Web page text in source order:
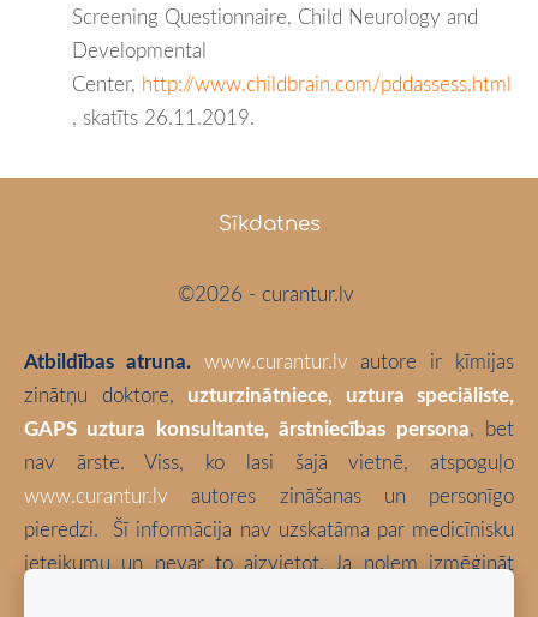
Screening Questionnaire, Child Neurology and
Developmental
Center, http://www.childbrain.com/pddassess.html
, skatīts 26.11.2019.
Sīkdatnes
©2026 - curantur.lv
Atbildības atruna. www.curantur.lv autore ir ķīmijas
zinātņu doktore, uzturzinātniece, uztura speciāliste,
GAPS uztura konsultante, ārstniecības persona, bet
nav ārste. Viss, ko lasi šajā vietnē, atspoguļo
www.curantur.lv autores zināšanas un personīgo
pieredzi. Šī informācija nav uzskatāma par medicīnisku
ieteikumu un nevar to aizvietot. Ja nolem izmēģināt